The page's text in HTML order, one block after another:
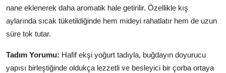
nane eklenerek daha aromatik hale getirilir. Özellikle kış
aylarında sıcak tüketildiğinde hem mideyi rahatlatır hem de uzun
süre tok tutar.
Tadım Yorumu: Hafif ekşi yoğurt tadıyla, buğdayın doyurucu
yapısı birleştiğinde oldukça lezzetli ve besleyici bir çorba ortaya